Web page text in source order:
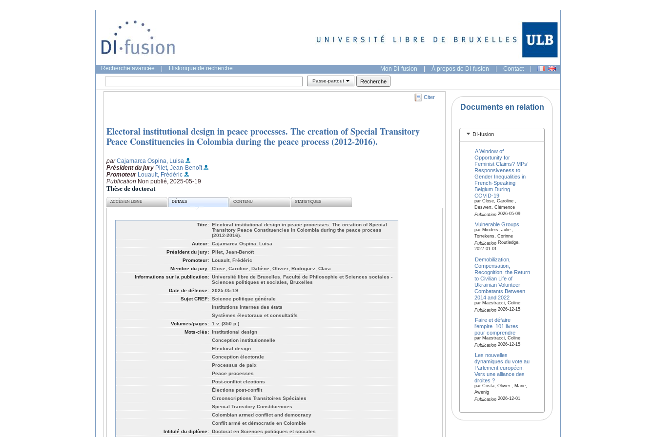
Recherche avancée Historique de recherche Mon DI-fusion | À propos de DI-fusion | Contact |
Passe-partout
Citer
Electoral institutional design in peace processes. The creation of Special Transitory
Peace Constituencies in Colombia during the peace process (2012-2016).
parCajamarca Ospina, Luisa
Président du jury Pilet, Jean-Benoît
Promoteur Louault, Frédéric
Publication Non publié, 2025-05-19
Thèse de doctorat
ACCÈS EN LIGNE DÉTAILS CONTENU STATISTIQUES
Titre: Electoral institutional design in peace processes. The creation of Special
Transitory Peace Constituencies in Colombia during the peace process
(2012-2016).
Auteur: Cajamarca Ospina, Luisa
Président du jury: Pilet, Jean-Benoît
Promoteur: Louault, Frédéric
Membre du jury: Close, Caroline; Dabène, Olivier; Rodriguez, Clara
Informations sur la publication: Université libre de Bruxelles, Faculté de Philosophie et Sciences sociales -
Sciences politiques et sociales, Bruxelles
Date de défense: 2025-05-19
Sujet CREF: Science politique générale
Institutions internes des états
Systèmes électoraux et consultatifs
Volumes/pages: 1 v. (350 p.)
Mots-clés: Institutional design
Conception institutionnelle
Electoral design
Conception électorale
Processus de paix
Peace processes
Post-conflict elections
Élections post-conflit
Circonscriptions Transitoires Spéciales
Special Transitory Constituencies
Colombian armed conflict and democracy
Conflit armé et démocratie en Colombie
Intitulé du diplôme: Doctorat en Sciences politiques et sociales
Documents en relation
DI-fusion
A Window of
Opportunity for
Feminist Claims? MPs’
Responsiveness to
Gender Inequalities in
French-Speaking
Belgium During
COVID-19
par Close, Caroline ,
Deswert, Clémence
Publication2026-05-09
Vulnerable Groups
par Minders, Julie ,
Torrekens, Corinne
PublicationRoutledge,
2027-01-01
Demobilization,
Compensation,
Recognition: the Return
to Civilian Life of
Ukrainian Volunteer
Combatants Between
2014 and 2022
par Maestracci, Coline
Publication2026-12-15
Faire et défaire
l'empire. 101 livres
pour comprendre
par Maestracci, Coline
Publication2026-12-15
Les nouvelles
dynamiques du vote au
Parlement européen.
Vers une alliance des
droites ?
par Costa, Olivier , Marie,
Awenig
Publication2026-12-01